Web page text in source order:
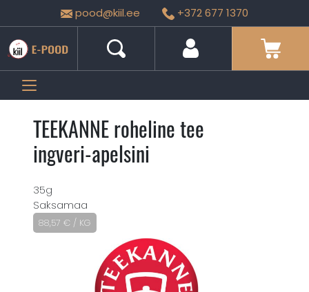
pood@kiil.ee +372 677 1370
TEEKANNE roheline tee
ingveri-apelsini
35g
Saksamaa
88,57 € / KG